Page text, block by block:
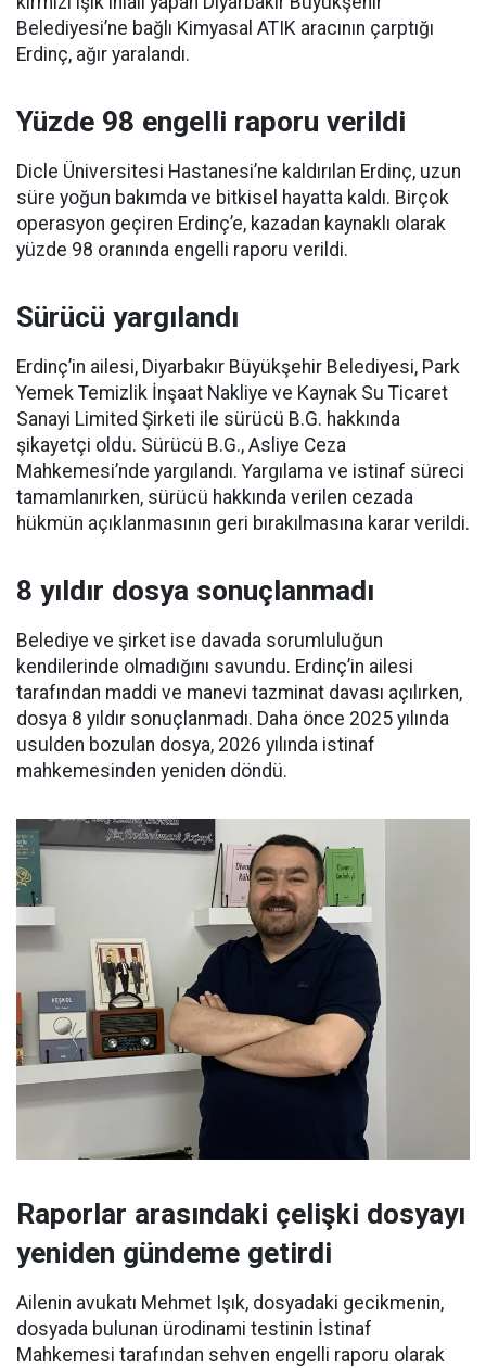
Belediyesi’ne bağlı Kimyasal ATIK aracının çarptığı
Erdinç, ağır yaralandı.
Yüzde 98 engelli raporu verildi
Dicle Üniversitesi Hastanesi’ne kaldırılan Erdinç, uzun
süre yoğun bakımda ve bitkisel hayatta kaldı. Birçok
operasyon geçiren Erdinç’e, kazadan kaynaklı olarak
yüzde 98 oranında engelli raporu verildi.
Sürücü yargılandı
Erdinç’in ailesi, Diyarbakır Büyükşehir Belediyesi, Park
Yemek Temizlik İnşaat Nakliye ve Kaynak Su Ticaret
Sanayi Limited Şirketi ile sürücü B.G. hakkında
şikayetçi oldu. Sürücü B.G., Asliye Ceza
Mahkemesi’nde yargılandı. Yargılama ve istinaf süreci
tamamlanırken, sürücü hakkında verilen cezada
hükmün açıklanmasının geri bırakılmasına karar verildi.
8 yıldır dosya sonuçlanmadı
Belediye ve şirket ise davada sorumluluğun
kendilerinde olmadığını savundu. Erdinç’in ailesi
tarafından maddi ve manevi tazminat davası açılırken,
dosya 8 yıldır sonuçlanmadı. Daha önce 2025 yılında
usulden bozulan dosya, 2026 yılında istinaf
mahkemesinden yeniden döndü.
Raporlar arasındaki çelişki dosyayı
yeniden gündeme getirdi
Ailenin avukatı Mehmet Işık, dosyadaki gecikmenin,
dosyada bulunan ürodinami testinin İstinaf
Mahkemesi tarafından sehven engelli raporu olarak